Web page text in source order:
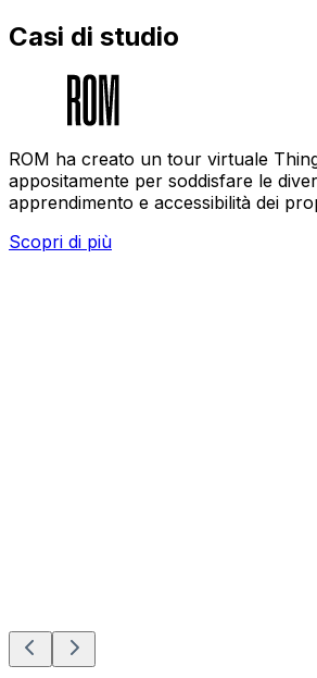
Casi di studio
ROM ha creato un tour virtuale
appositamente per soddisfare le
apprendimento e accessibilità dei
Scopri di più